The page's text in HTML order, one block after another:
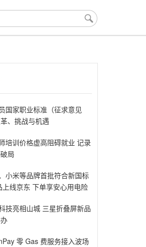
国家职业标准（征求意见
、挑战与机遇
培训价格虚高阻碍就业 记录
局
小米等品牌首批符合新国标
线京东 下单享安心用电险
技亮相山城 三星折叠屏新品
零 Gas 费服务接入波场